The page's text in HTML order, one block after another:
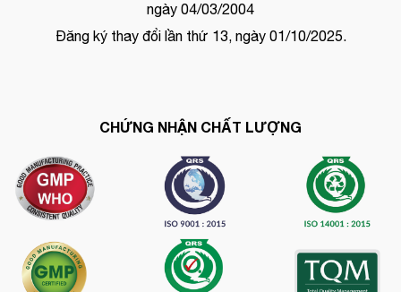
ngày 04/03/2004
Đăng ký thay đổi lần thứ 13, ngày 01/10/2025.
CHỨNG NHẬN CHẤT LƯỢNG